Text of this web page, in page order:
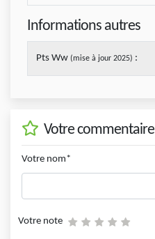
Informations autres
Pts Ww (mise à jour 2025) :
Votre commentaire
Votre nom*
Votre note